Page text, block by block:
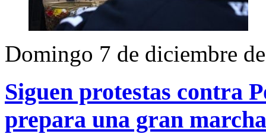
Domingo 7 de diciembre
Siguen protestas contra
prepara una gran marcha